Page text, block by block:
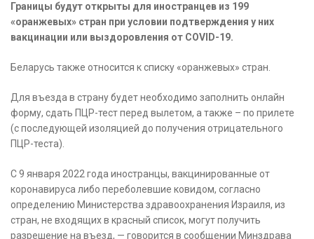
Границы будут открыты для иностранцев из 199
«оранжевых» стран при условии подтверждения у них
вакцинации или выздоровления от COVID-19.
Беларусь также относится к списку «оранжевых» стран.
Для въезда в страну будет необходимо заполнить онлайн
форму, сдать ПЦР-тест перед вылетом, а также – по прилете
(с последующей изоляцией до получения отрицательного
ПЦР-теста).
С 9 января 2022 года иностранцы, вакцинированные от
коронавируса либо переболевшие ковидом, согласно
определению Министерства здравоохранения Израиля, из
стран, не входящих в красный список, могут получить
разрешение на въезд, — говорится в сообщении Минздрава